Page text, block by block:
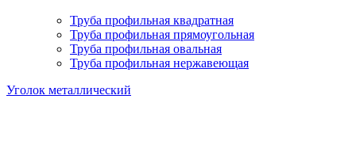
Труба профильная квадратная
Труба профильная прямоугольная
Труба профильная овальная
Труба профильная нержавеющая
Уголок металлический